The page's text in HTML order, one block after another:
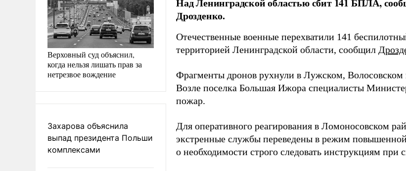
Верховный суд объяснил,
когда нельзя лишать прав за
нетрезвое вождение
Захарова объяснила
выпад президента Польши
комплексами
Над Ленинградской областью сбит 141 БПЛА,
Дрозденко.
Отечественные военные перехватили 141
территорией Ленинградской области, сообщил
Фрагменты дронов рухнули в Лужском,
Возле поселка Большая Ижора специалисты
пожар.
Для оперативного реагирования в Ломоносовском
экстренные службы переведены в режим
о необходимости строго следовать инструкциям при